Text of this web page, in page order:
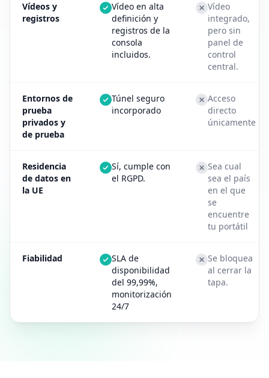
Vídeos y
registros
Vídeo en alta
definición y
registros de la
consola
incluidos.
Vídeo
integrado,
pero sin
panel de
control
central.
Entornos de
prueba
privados y
de prueba
Túnel seguro
incorporado
Acceso
directo
únicamente
Residencia
de datos en
la UE
Sí, cumple con
el RGPD.
Sea cual
sea el país
en el que
se
encuentre
tu portátil
Fiabilidad
SLA de
disponibilidad
del 99,99%,
monitorización
24/7
Se bloquea
al cerrar la
tapa.